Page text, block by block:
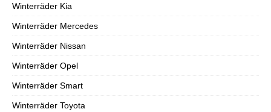
Winterräder Kia
Winterräder Mercedes
Winterräder Nissan
Winterräder Opel
Winterräder Smart
Winterräder Toyota